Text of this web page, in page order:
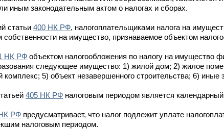
иным законодательным актом о налогах и сборах.
статьи 400 НК РФ, налогоплательщиками налога на
на имущество, признаваемое объектом
НК РФ объектом налогообложения по налогу на имущество
следующее имущество: 1) жилой дом; 2) жилое
5) объект незавершенного строительства; 6) иные
405 НК РФ налоговым периодом является календарный
РФ предусматривает, что налог подлежит уплате
налоговым периодом.